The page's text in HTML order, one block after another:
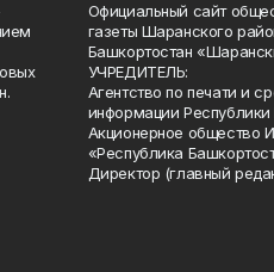
Официальный сайт
газеты Шаранского
Башкортостан
УЧРЕДИТЕЛЬ:
Агентство по печати и
информации Республики
Акционерное общество
«Республика
Директор (главный